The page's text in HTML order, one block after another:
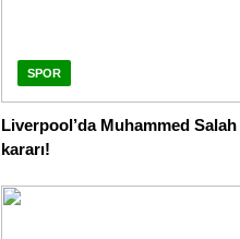
SPOR
Liverpool’da Muhammed Salah
kararı!